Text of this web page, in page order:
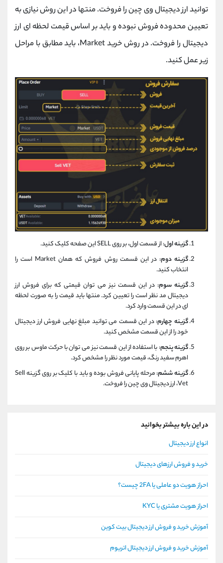
توانید ارز دیجیتال وی چین را فروخت. منتها در این روش نیازی به
تعیین محدوده فروش نبوده و باید بر اساس قیمت لحظه ای ارز
دیجیتال را فروخت. در روش خرید Market، باید مطابق با مراحل
زیر عمل کنید.
گزینه اول: از قسمت اول، بر روی SELL این صفحه کلیک کنید.
گزینه دوم
: در این قسمت روش فروش که همان Market است را
انتخاب کنید.
گزینه سوم: در این قسمت نیز می توان قیمتی که برای فروش ارز
دیجیتال مد نظر است را تعیین کرد. منتها باید قیمت را به صورت لحظه
ای در این قسمت وارد کرد.
گزینه چهارم: در این قسمت می توانید مبلغ نهایی فروش ارز دیجیتال
خود را از این قسمت مشخص کنید.
گزینه پنجم: با استفاده از این قسمت نیز می توان با حرکت ماوس بر روی
اهرم سفید رنگ، قیمت مورد نظر را مشخص کرد.
گزینه ششم
: مرحله پایانی فروش بوده و باید با کلیک بر روی گزینه Sell
Vet، ارز دیجیتال وی چین را فروخت.
در این باره بیشتر بخوانید
انواع ارز دیجیتال
خرید و فروش ارزهای دیجیتال
احراز هویت دو عاملی یا 2FA چیست؟
احراز هویت مشتری یا KYC
آموزش خرید و فروش ارز دیجیتال بیت کوین
آموزش خرید و فروش ارز دیجیتال اتریوم